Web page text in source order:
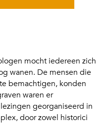
mocht iedereen zich
wanen. De mensen die
bemachtigen, konden
waren er
georganiseerd in
door zowel historici